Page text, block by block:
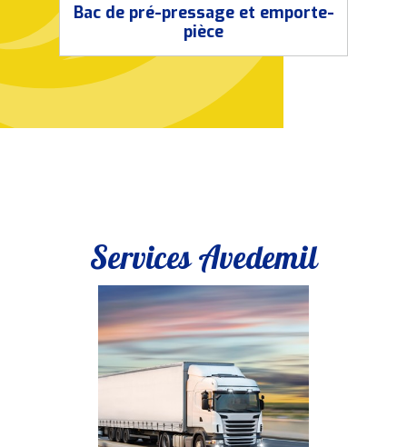
Bac de pré-pressage et emporte-
pièce
Services Avedemil